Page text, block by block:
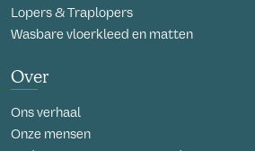
Lopers & Traplopers
Wasbare vloerkleed en matten
Over
Ons verhaal
Onze mensen